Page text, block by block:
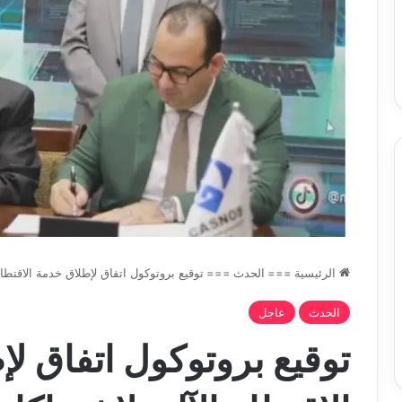
الرئيسية === الحدث === توقيع بروتوكول اتفاق لإطلاق خدمة
الحدث عاجل
توقيع بروتوكول اتفاق
قرعة الدور التمهيدي لأبطال
وكأس الكونفدرالية يوم الخميس
الدين
لكحل2026-08-03
نادي وفاق سطيف
الدين لكحل